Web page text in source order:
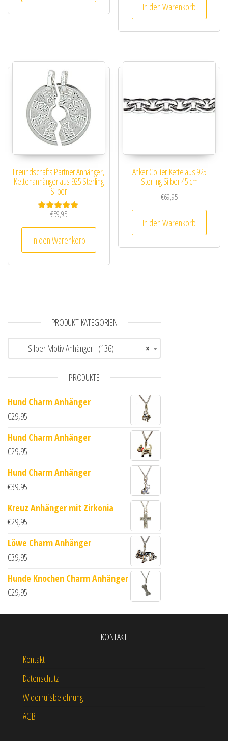
In den Warenkorb
Freundschafts Partner Anhänger,
Kettenanhänger aus 925 Sterling
Silber
Bewertet mit
€59,95
In den Warenkorb
Anker Collier Kette aus 925
Sterling Silber 45 cm
€69,95
In den Warenkorb
PRODUKT-KATEGORIEN
×
Silber Motiv Anhänger (136)
PRODUKTE
Hund Charm Anhänger
€29,95
Hund Charm Anhänger
€29,95
Hund Charm Anhänger
€39,95
Kreuz Anhänger mit Zirkonia
€29,95
Löwe Charm Anhänger
€39,95
Hunde Knochen Charm Anhänger
€29,95
KONTAKT
Kontakt
Datenschutz
Widerrufsbelehrung
AGB